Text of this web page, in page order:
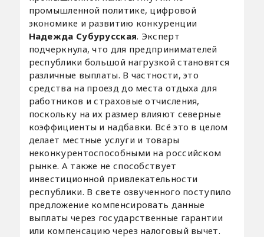
промышленной политике, цифровой
экономике и развитию конкуренции
Надежда Субурусская. Эксперт
подчеркнула, что для предпринимателей
республики большой нагрузкой становятся
различные выплаты. В частности, это
средства на проезд до места отдыха для
работников и страховые отчисления,
поскольку на их размер влияют северные
коэффициенты и надбавки. Всё это в целом
делает местные услуги и товары
неконкурентоспособными на российском
рынке. А также не способствует
инвестиционной привлекательности
республики. В свете озвученного поступило
предложение компенсировать данные
выплаты через государственные гарантии
или компенсацию через налоговый вычет.